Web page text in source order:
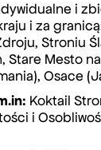
i
i za
Stroniu
Stare Mesto
Osace
Koktail
i